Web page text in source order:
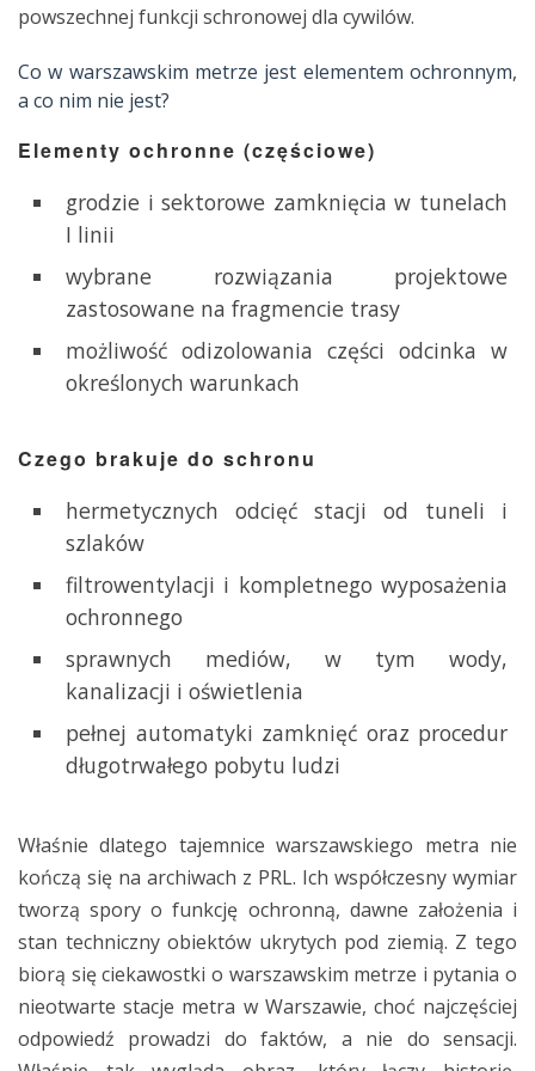
powszechnej funkcji schronowej dla cywilów.
Co w warszawskim metrze jest elementem ochronnym,
a co nim nie jest?
Elementy ochronne (częściowe)
grodzie i sektorowe zamknięcia w tunelach
I linii
wybrane rozwiązania projektowe
zastosowane na fragmencie trasy
możliwość odizolowania części odcinka w
określonych warunkach
Czego brakuje do schronu
hermetycznych odcięć stacji od tuneli i
szlaków
filtrowentylacji i kompletnego wyposażenia
ochronnego
sprawnych mediów, w tym wody,
kanalizacji i oświetlenia
pełnej automatyki zamknięć oraz procedur
długotrwałego pobytu ludzi
Właśnie dlatego tajemnice warszawskiego metra nie
kończą się na archiwach z PRL. Ich współczesny wymiar
tworzą spory o funkcję ochronną, dawne założenia i
stan techniczny obiektów ukrytych pod ziemią. Z tego
biorą się ciekawostki o warszawskim metrze i pytania o
nieotwarte stacje metra w Warszawie, choć najczęściej
odpowiedź prowadzi do faktów, a nie do sensacji.